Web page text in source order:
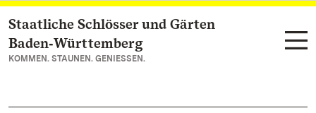
Zum Hauptinhalt springen
Staatliche Schlösser und Gärten
Baden‑Württemberg
KOMMEN. STAUNEN. GENIESSEN.